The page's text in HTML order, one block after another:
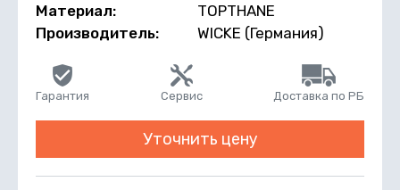
Материал:
TOPTHANE
Производитель:
WICKE (Германия)
Гарантия Сервис Доставка по РБ
Уточнить цену